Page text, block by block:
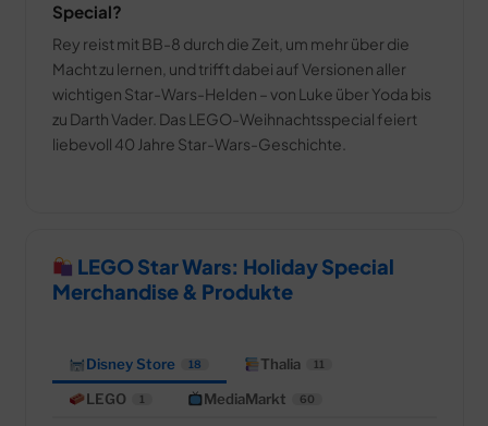
Special?
Rey reist mit BB-8 durch die Zeit, um mehr über die
Macht zu lernen, und trifft dabei auf Versionen aller
wichtigen Star-Wars-Helden – von Luke über Yoda bis
zu Darth Vader. Das LEGO-Weihnachtsspecial feiert
liebevoll 40 Jahre Star-Wars-Geschichte.
LEGO Star Wars: Holiday Special
Merchandise & Produkte
Disney Store 18 Thalia 11
LEGO 1 MediaMarkt 60